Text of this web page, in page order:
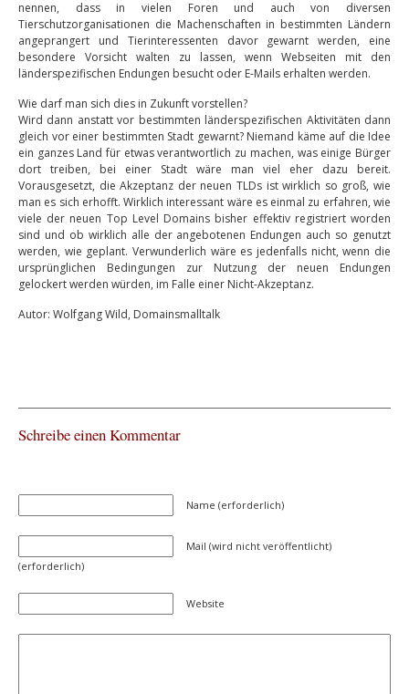
nennen, dass in vielen Foren und auch von diversen
Tierschutzorganisationen die Machenschaften in bestimmten Ländern
angeprangert und Tierinteressenten davor gewarnt werden, eine
besondere Vorsicht walten zu lassen, wenn Webseiten mit den
länderspezifischen Endungen besucht oder E-Mails erhalten werden.
Wie darf man sich dies in Zukunft vorstellen?
Wird dann anstatt vor bestimmten länderspezifischen Aktivitäten dann
gleich vor einer bestimmten Stadt gewarnt? Niemand käme auf die Idee
ein ganzes Land für etwas verantwortlich zu machen, was einige Bürger
dort treiben, bei einer Stadt wäre man viel eher dazu bereit.
Vorausgesetzt, die Akzeptanz der neuen TLDs ist wirklich so groß, wie
man es sich erhofft. Wirklich interessant wäre es einmal zu erfahren, wie
viele der neuen Top Level Domains bisher effektiv registriert worden
sind und ob wirklich alle der angebotenen Endungen auch so genutzt
werden, wie geplant. Verwunderlich wäre es jedenfalls nicht, wenn die
ursprünglichen Bedingungen zur Nutzung der neuen Endungen
gelockert werden würden, im Falle einer Nicht-Akzeptanz.
Autor: Wolfgang Wild, Domainsmalltalk
Schreibe einen Kommentar
Name (erforderlich)
Mail (wird nicht veröffentlicht)
(erforderlich)
Website